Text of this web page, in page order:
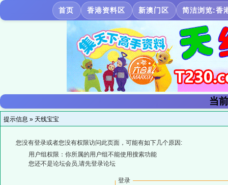
首页 香港资料区 新澳门区 简洁浏览:香
当
提示信息 » 天线宝宝
您没有登录或者您没有权限访问此页面，可能有如下几个原因:
用户组权限：你所属的用户组不能使用搜索功能
您还不是论坛会员,请先登录论坛
登录